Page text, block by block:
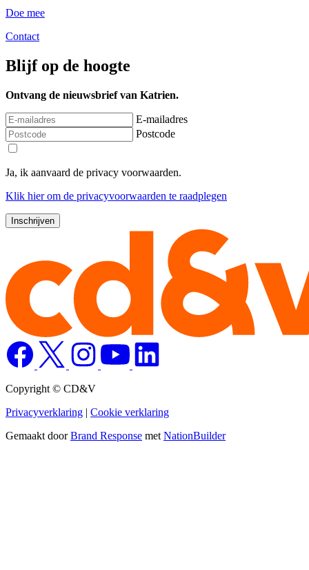
Doe mee
Contact
Blijf op de hoogte
Ontvang de nieuwsbrief van Katrien.
E-mailadres
Postcode
Ja, ik aanvaard de privacy voorwaarden.
Klik hierom de privacyvoorwaarden te raadplegen
Copyright © CD&V
Privacyverklaring | Cookie verklaring
Gemaakt doorBrand Response met NationBuilder